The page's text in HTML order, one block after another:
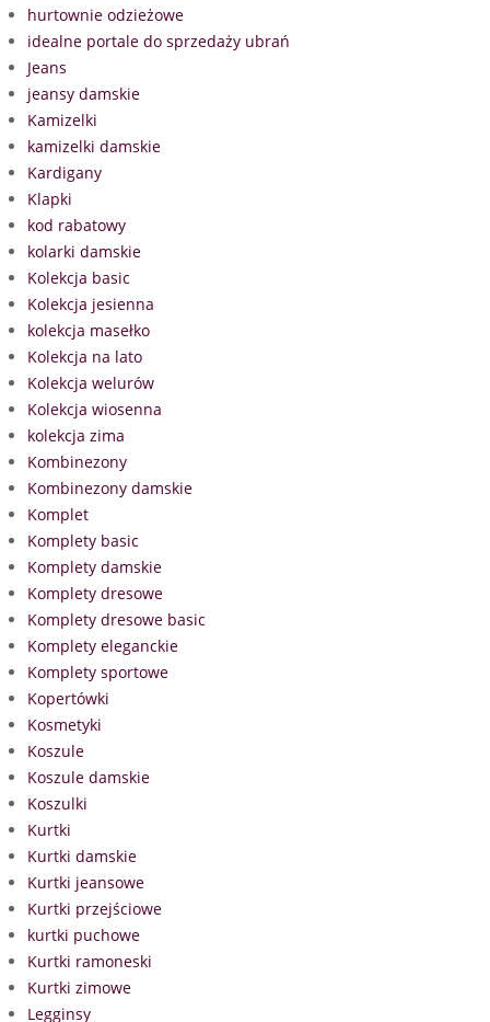
hurtownie odzieżowe
idealne portale do sprzedaży ubrań
Jeans
jeansy damskie
Kamizelki
kamizelki damskie
Kardigany
Klapki
kod rabatowy
kolarki damskie
Kolekcja basic
Kolekcja jesienna
kolekcja masełko
Kolekcja na lato
Kolekcja welurów
Kolekcja wiosenna
kolekcja zima
Kombinezony
Kombinezony damskie
Komplet
Komplety basic
Komplety damskie
Komplety dresowe
Komplety dresowe basic
Komplety eleganckie
Komplety sportowe
Kopertówki
Kosmetyki
Koszule
Koszule damskie
Koszulki
Kurtki
Kurtki damskie
Kurtki jeansowe
Kurtki przejściowe
kurtki puchowe
Kurtki ramoneski
Kurtki zimowe
Legginsy